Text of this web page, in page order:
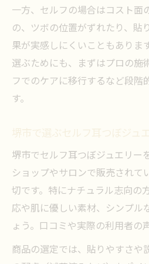
一方、セルフの場合はコスト面
の、ツボの位置がずれたり、貼
果が実感しにくいこともありま
選ぶためにも、まずはプロの施
フでのケアに移行するなど段階
す。
堺市で選ぶセルフ耳つぼジュ
堺市でセルフ耳つぼジュエリー
ショップやサロンで販売されて
切です。特にナチュラル志向の
応や肌に優しい素材、シンプル
ょう。口コミや実際の利用者の
商品の選定では、貼りやすさや